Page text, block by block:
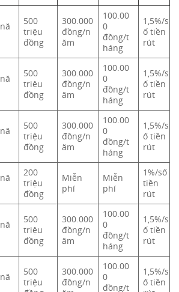
500
triệu
đồng
300.000
đồng/n
ăm
100.00
0
đồng/t
háng
1,5%/s
ố tiền
rút
500
triệu
đồng
300.000
đồng/n
ăm
100.00
0
đồng/t
háng
1,5%/s
ố tiền
rút
500
triệu
đồng
300.000
đồng/n
ăm
100.00
0
đồng/t
háng
1,5%/s
ố tiền
rút
200
triệu
đồng
Miễn
phí
Miễn
phí
1%/số
tiền
rút
500
triệu
đồng
300.000
đồng/n
ăm
100.00
0
đồng/t
háng
1,5%/s
ố tiền
rút
500
triệu
300.000
đồng/n
100.00
0
đồng/t
1,5%/s
ố tiền